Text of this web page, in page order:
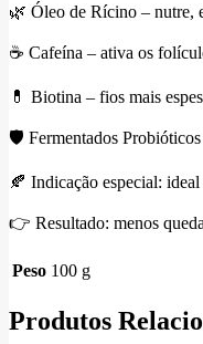
🌿 Óleo de Rícino – nutre,
☕ Cafeína – ativa os
💊 Biotina – fios mais
🛡️ Fermentados
🍂 Indicação especial:
👉 Resultado: menos
Peso 100 g
Produtos